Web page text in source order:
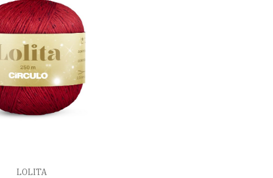
LOLITA